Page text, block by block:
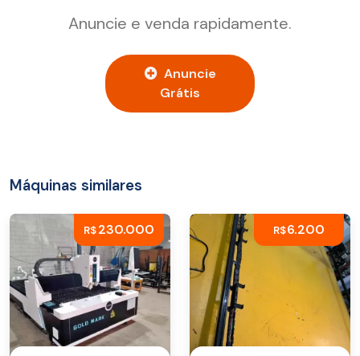
Anuncie e venda rapidamente.
Anuncie
Grátis
Máquinas similares
R$230.000 R$6.200